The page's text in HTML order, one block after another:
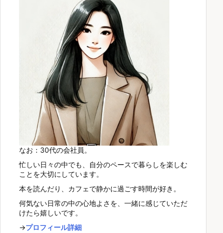
なお：30代の会社員。
忙しい日々の中でも、自分のペースで暮らしを楽しむ
ことを大切にしています。
本を読んだり、カフェで静かに過ごす時間が好き。
何気ない日常の中の心地よさを、一緒に感じていただ
けたら嬉しいです。
→プロフィール詳細